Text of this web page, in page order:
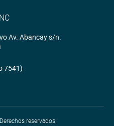
Av. Abancay s/n.
7541)
reservados.